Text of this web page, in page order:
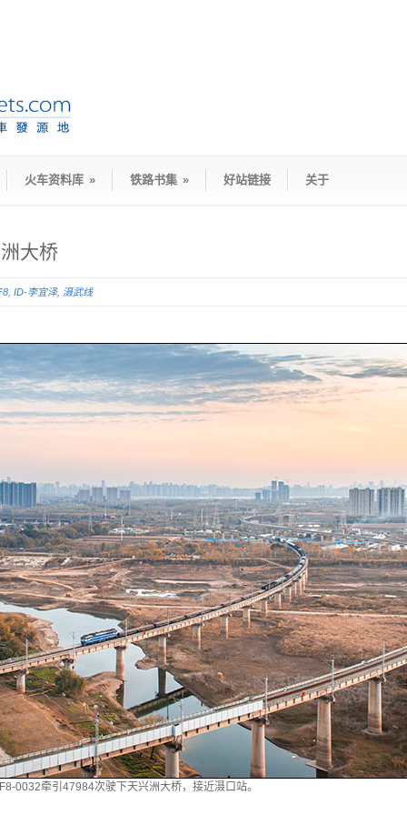
火车资料库 » 铁路书集 » 好站链接 关于
大桥
ID-李宜泽, 滠武线
0032牵引47984次驶下天兴洲大桥，接近滠口站。